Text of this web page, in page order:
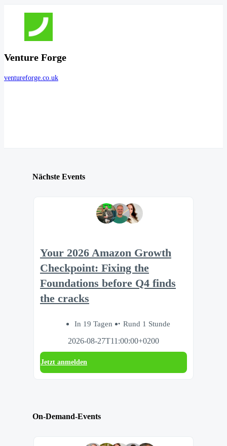
Venture Forge
ventureforge.co.uk
Nächste Events
Your 2026 Amazon Growth
Checkpoint: Fixing the
Foundations before Q4 finds
the cracks
In 19 Tagen
Rund 1 Stunde
2026-08-27T11:00:00+0200
Jetzt anmelden
On-Demand-Events